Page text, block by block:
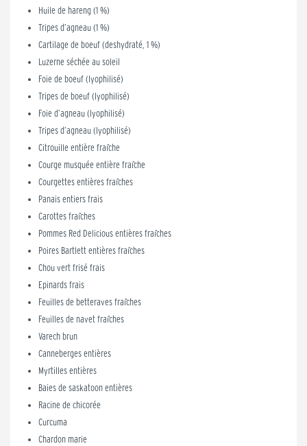
Huile de hareng (1 %)
Tripes d’agneau (1 %)
Cartilage de boeuf (deshydraté, 1 %)
Luzerne séchée au soleil
Foie de boeuf (lyophilisé)
Tripes de boeuf (lyophilisé)
Foie d’agneau (lyophilisé)
Tripes d’agneau (lyophilisé)
Citrouille entière fraîche
Courge musquée entière fraîche
Courgettes entières fraîches
Panais entiers frais
Carottes fraîches
Pommes Red Delicious entières fraîches
Poires Bartlett entières fraîches
Chou vert frisé frais
Epinards frais
Feuilles de betteraves fraîches
Feuilles de navet fraîches
Varech brun
Canneberges entières
Myrtilles entières
Baies de saskatoon entières
Racine de chicorée
Curcuma
Chardon marie